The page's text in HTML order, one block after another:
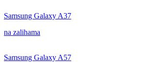
Samsung Galaxy A37
na zalihama
Samsung Galaxy A57